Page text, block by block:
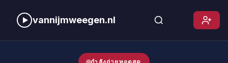
vannijmweegen.nl